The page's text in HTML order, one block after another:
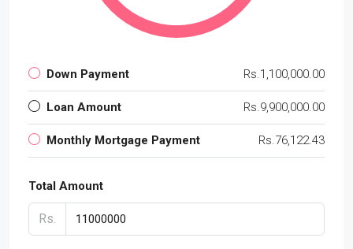
Down Payment Rs.1,100,000.00
Loan Amount Rs.9,900,000.00
Monthly Mortgage Payment Rs.76,122.43
Total Amount
Rs.